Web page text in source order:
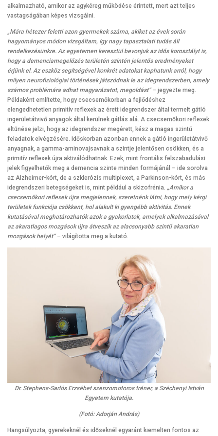
alkalmazható, amikor az agykéreg működése érintett, mert azt teljes
vastagságában képes vizsgálni.
„Mára hétezer feletti azon gyermekek száma, akiket az évek során
hagyományos módon vizsgáltam, így nagy tapasztalati tudás áll
rendelkezésünkre. Az egyetemen keresztül bevonjuk az idős korosztályt is,
hogy a demenciamegelőzés területén szintén jelentős eredményeket
érjünk el. Az eszköz segítségével konkrét adatokat kaphatunk arról, hogy
milyen neurofiziológiai történések játszódnak le az idegrendszerben, amely
számos problémára adhat magyarázatot, megoldást”– jegyezte meg.
Példaként említette, hogy csecsemőkorban a fejlődéshez
elengedhetetlen primitív reflexek az érett idegrendszer által termelt gátló
ingerületátvivő anyagok által kerülnek gátlás alá. A csecsemőkori reflexek
eltűnése jelzi, hogy az idegrendszer megérett, kész a magas szintű
feladatok elvégzésére. Időskorban azonban ennek a gátló ingerületátvivő
anyagnak, a gamma-aminovajsavnak a szintje jelentősen csökken, és a
primitív reflexek újra aktiválódhatnak. Ezek, mint frontális felszabadulási
jelek figyelhetők meg a demencia szinte minden formájánál – ide sorolva
az Alzheimer-kórt, de a szklerózis multiplexet, a Parkinson-kórt, és más
idegrendszeri betegségeket is, mint például a skizofrénia. „Amikor a
csecsemőkori reflexek újra megjelennek, szeretnénk látni, hogy mely kérgi
területek funkciója csökkent, hol alakult ki gyengébb aktivitás. Ennek
kutatásával meghatározhatók azok a gyakorlatok, amelyek alkalmazásával
az akaratlagos mozgások újra átveszik az alacsonyabb szintű akaratlan
mozgások helyét”– világította meg a kutató.
Dr. Stephens-Sarlós Erzsébet szenzomotoros tréner, a Széchenyi István
Egyetem kutatója.
(Fotó: Adorján András)
Hangsúlyozta, gyerekeknél és időseknél egyaránt kiemelten fontos az